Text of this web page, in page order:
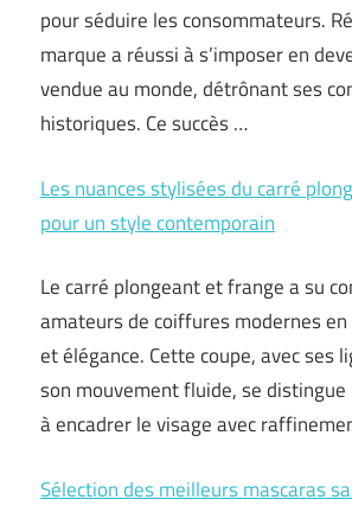
pour séduire les consommateurs.
marque a réussi à s’imposer en
vendue au monde, détrônant ses
historiques. Ce succès …
Les nuances stylisées du carré
pour un style contemporain
Le carré plongeant et frange a su
amateurs de coiffures modernes
et élégance. Cette coupe, avec ses
son mouvement fluide, se distingue
à encadrer le visage avec
Sélection des meilleurs mascaras